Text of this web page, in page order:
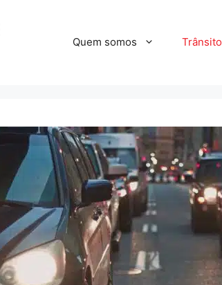
Quem somos Trânsito